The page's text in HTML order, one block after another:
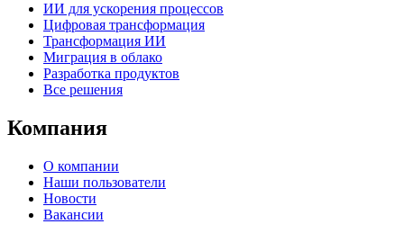
ИИ для ускорения процессов
Цифровая трансформация
Трансформация ИИ
Миграция в облако
Разработка продуктов
Все решения
Компания
О компании
Наши пользователи
Новости
Вакансии